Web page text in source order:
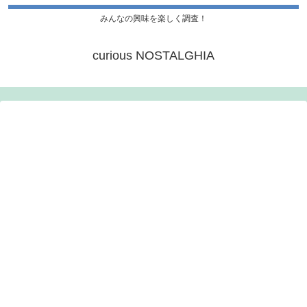
みんなの興味を楽しく調査！
curious NOSTALGHIA